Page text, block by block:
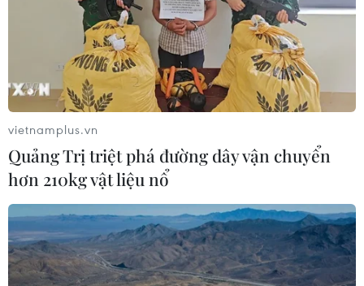
vietnamplus.vn
Quảng Trị triệt phá đường dây vận chuyển
hơn 210kg vật liệu nổ